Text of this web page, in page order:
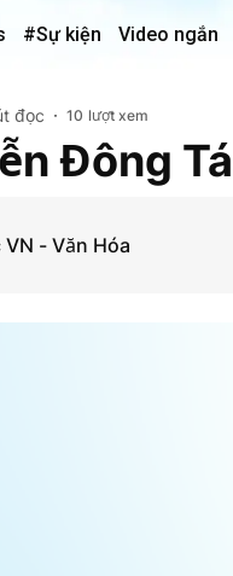
#Sự kiện Video ngắn
đọc 10 lượt xem
Đông
- Văn Hóa